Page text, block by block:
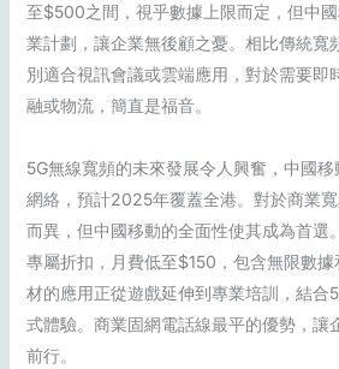
至$500之間，視乎數據上限而定，但中
業計劃，讓企業無後顧之憂。相比傳統寬
別適合視訊會議或雲端應用，對於需要即
融或物流，簡直是福音。
5G無線寬頻的未來發展令人興奮，中國
網絡，預計2025年覆蓋全港。對於商業
而異，但中國移動的全面性使其成為首選
專屬折扣，月費低至$150，包含無限數
材的應用正從遊戲延伸到專業培訓，結合
式體驗。商業固網電話線最平的優勢，讓
前行。